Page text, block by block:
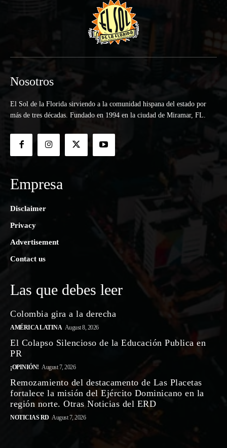
Nosotros
El Sol de la Florida sirviendo a la comunidad hispana del estado por
más de tres décadas. Fundado en 1994 en la ciudad de Miramar, FL.
Empresa
Disclaimer
Privacy
Advertisement
Contact us
Las que debes leer
Colombia gira a la derecha
AMÉRICA LATINA August 8, 2026
El Colapso Silencioso de la Educación Publica en
PR
¡OPINIÓN! August 7, 2026
Remozamiento del destacamento de Las Placetas
fortalece la misión del Ejército Dominicano en la
región norte. Otras Noticias del ERD
NOTICIAS RD August 7, 2026